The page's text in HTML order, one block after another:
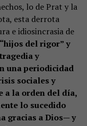
lo de Prat y la
esta derrota
e idiosincrasia de
del rigor” y
y
una periodicidad
sociales y
a la orden del día,
lo sucedido
gracias a Dios— y